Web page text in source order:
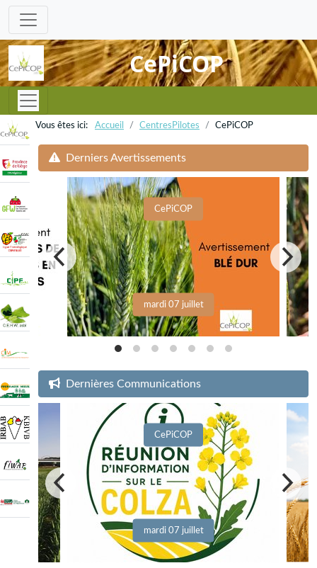
CePiCOP
Accueil CentresPilotes CePiCOP
Derniers Avertissements
CePiCOP
mardi 07 juillet
Dernières Communications
CePiCOP
mardi 07 juillet